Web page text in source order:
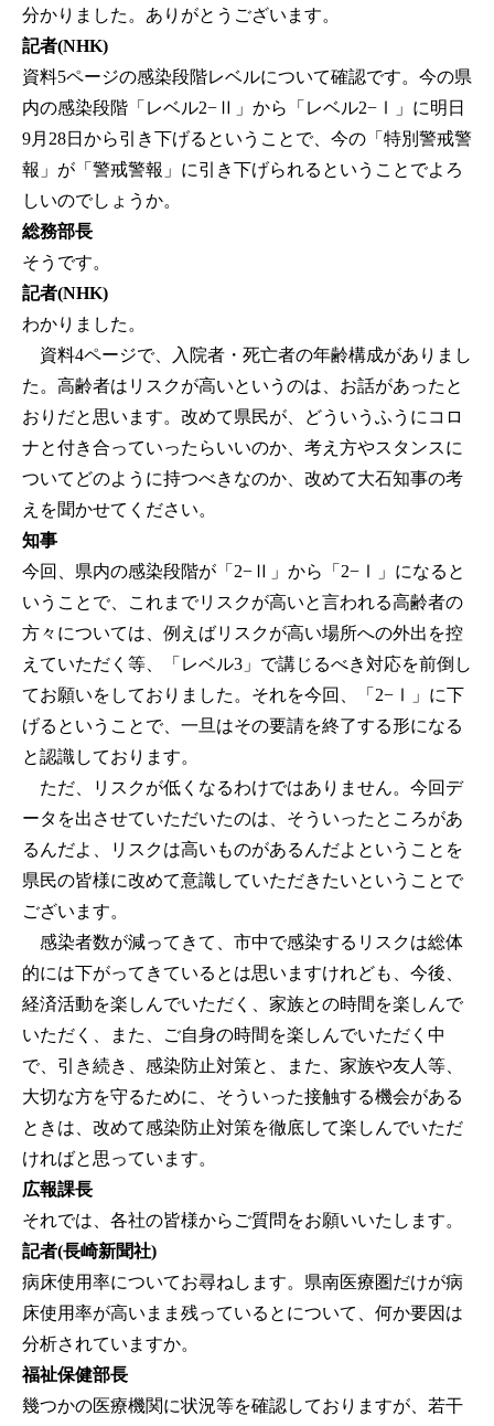
分かりました。ありがとうございます。
記者(NHK)
資料5ページの感染段階レベルについて確認です。今の県
内の感染段階「レベル2−Ⅱ」から「レベル2−Ⅰ」に明日
9月28日から引き下げるということで、今の「特別警戒警
報」が「警戒警報」に引き下げられるということでよろ
しいのでしょうか。
総務部長
そうです。
記者(NHK)
わかりました。
資料4ページで、入院者・死亡者の年齢構成がありまし
た。高齢者はリスクが高いというのは、お話があったと
おりだと思います。改めて県民が、どういうふうにコロ
ナと付き合っていったらいいのか、考え方やスタンスに
ついてどのように持つべきなのか、改めて大石知事の考
えを聞かせてください。
知事
今回、県内の感染段階が「2−Ⅱ」から「2−Ⅰ」になると
いうことで、これまでリスクが高いと言われる高齢者の
方々については、例えばリスクが高い場所への外出を控
えていただく等、「レベル3」で講じるべき対応を前倒し
てお願いをしておりました。それを今回、「2−Ⅰ」に下
げるということで、一旦はその要請を終了する形になる
と認識しております。
ただ、リスクが低くなるわけではありません。今回デ
ータを出させていただいたのは、そういったところがあ
るんだよ、リスクは高いものがあるんだよということを
県民の皆様に改めて意識していただきたいということで
ございます。
感染者数が減ってきて、市中で感染するリスクは総体
的には下がってきているとは思いますけれども、今後、
経済活動を楽しんでいただく、家族との時間を楽しんで
いただく、また、ご自身の時間を楽しんでいただく中
で、引き続き、感染防止対策と、また、家族や友人等、
大切な方を守るために、そういった接触する機会がある
ときは、改めて感染防止対策を徹底して楽しんでいただ
ければと思っています。
広報課長
それでは、各社の皆様からご質問をお願いいたします。
記者(長崎新聞社)
病床使用率についてお尋ねします。県南医療圏だけが病
床使用率が高いまま残っているとについて、何か要因は
分析されていますか。
福祉保健部長
幾つかの医療機関に状況等を確認しておりますが、若干